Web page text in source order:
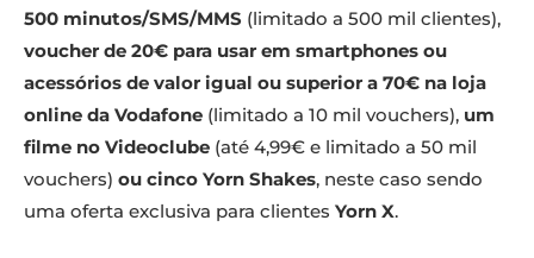
500 minutos/SMS/MMS (limitado a 500 mil clientes),
voucher de 20€ para usar em smartphones ou
acessórios de valor igual ou superior a 70€ na loja
online da Vodafone (limitado a 10 mil vouchers), um
filme no Videoclube (até 4,99€ e limitado a 50 mil
vouchers) ou cinco Yorn Shakes, neste caso sendo
uma oferta exclusiva para clientes Yorn X.